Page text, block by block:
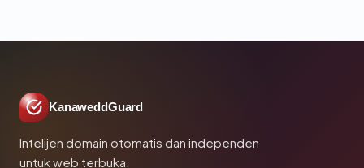
KanaweddGuard
Intelijen domain otomatis dan independen
untuk web terbuka.